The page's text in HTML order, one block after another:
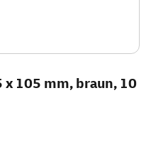
x 105 mm, braun, 10